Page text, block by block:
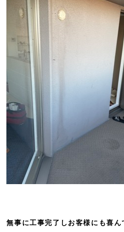
無事に工事完了しお客様にも喜ん